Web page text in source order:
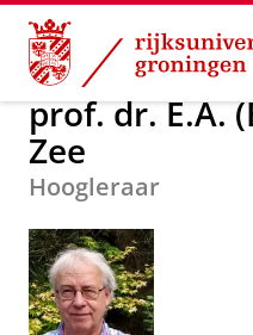
Skip
Content
Skip
Navigation
Over ons
prof. dr. E.A.
Zee
Hoogleraar